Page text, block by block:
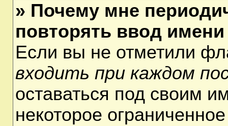
» Почему мне
повторять ввод
Если вы не отметили
входить при каждом
оставаться под своим
некоторое